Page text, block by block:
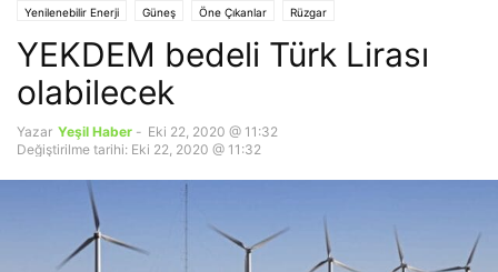
Yenilenebilir Enerji Güneş Öne Çıkanlar Rüzgar
YEKDEM bedeli Türk Lirası
olabilecek
Yazar Yeşil Haber - Eki 22, 2020 @ 11:32
Değiştirilme tarihi: Eki 22, 2020 @ 11:32